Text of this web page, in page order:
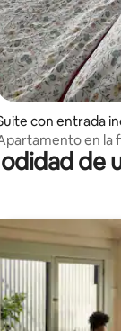
con entrada
en Kuks en la
de